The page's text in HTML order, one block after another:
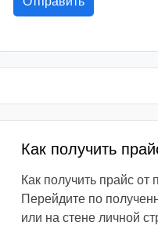
Как получить
Как получить прайс
Перейдите по
или на стене личной